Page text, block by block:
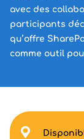
avec des
participants
qu’offre
comme outil